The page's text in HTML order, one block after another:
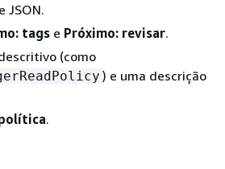
JSON.
tags e Próximo: revisar.
(como
) e uma descrição
.